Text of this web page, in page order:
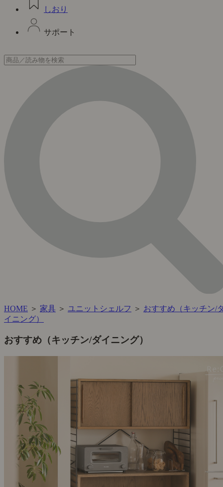
しおり
サポート
HOME ＞ 家具 ＞ ユニットシェルフ ＞ おすすめ（キッチン/
イニング）
おすすめ（キッチン/ダイニング）